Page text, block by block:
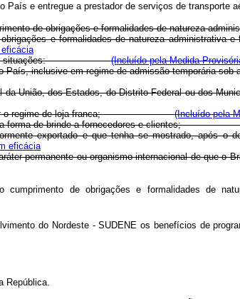
País e entregue a prestador de serviços de transporte
de obrigações e formalidades de natureza
de obrigações e formalidades de natureza
situações:(Incluído pela Medida
no País, inclusive em regime de admissão
da União, dos Estados, do Distrito Federal ou
o regime de loja franca;
(Incluído pela
sob a forma de brinde a fornecedores e
exportado e que tenha se mostrado, após o
eficácia
de caráter permanente ou organismo
de obrigações e formalidades de
do Nordeste - SUDENE os benefícios de
República.